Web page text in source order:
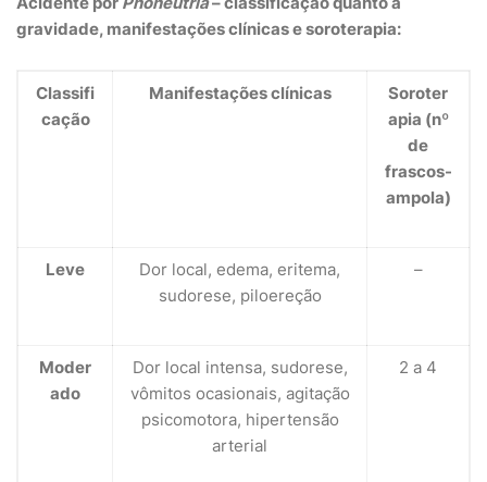
gravidade, manifestações clínicas e soroterapia:
Classifi
cação
Manifestações clínicas
Soroter
apia (nº
de
frascos-
ampola)
Leve
Dor local, edema, eritema,
sudorese, piloereção
–
Moder
ado
Dor local intensa, sudorese,
vômitos ocasionais, agitação
psicomotora, hipertensão
arterial
2 a 4